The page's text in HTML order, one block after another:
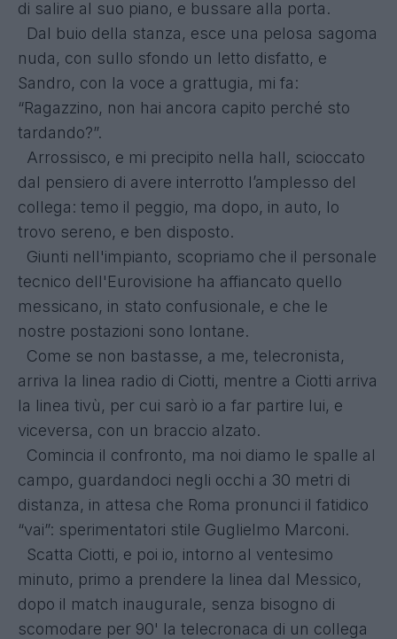
di salire al suo piano, e bussare alla porta.
Dal buio della stanza, esce una pelosa sagoma
nuda, con sullo sfondo un letto disfatto, e
Sandro, con la voce a grattugia, mi fa:
“Ragazzino, non hai ancora capito perché sto
tardando?”.
Arrossisco, e mi precipito nella hall, scioccato
dal pensiero di avere interrotto l’amplesso del
collega: temo il peggio, ma dopo, in auto, lo
trovo sereno, e ben disposto.
Giunti nell'impianto, scopriamo che il personale
tecnico dell'Eurovisione ha affiancato quello
messicano, in stato confusionale, e che le
nostre postazioni sono lontane.
Come se non bastasse, a me, telecronista,
arriva la linea radio di Ciotti, mentre a Ciotti arriva
la linea tivù, per cui sarò io a far partire lui, e
viceversa, con un braccio alzato.
Comincia il confronto, ma noi diamo le spalle al
campo, guardandoci negli occhi a 30 metri di
distanza, in attesa che Roma pronunci il fatidico
“vai”: sperimentatori stile Guglielmo Marconi.
Scatta Ciotti, e poi io, intorno al ventesimo
minuto, primo a prendere la linea dal Messico,
dopo il match inaugurale, senza bisogno di
scomodare per 90' la telecronaca di un collega